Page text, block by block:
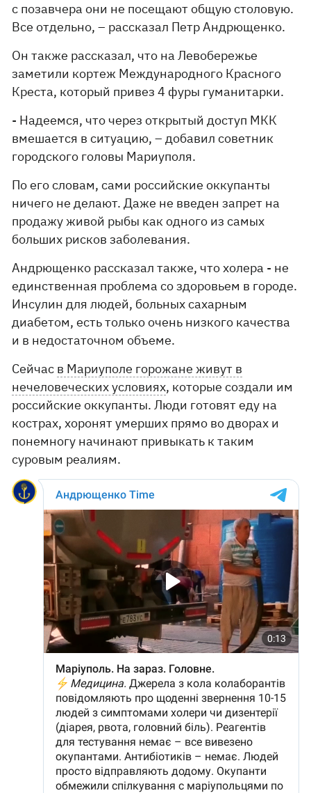
с позавчера они не посещают общую столовую.
Все отдельно, – рассказал Петр Андрющенко.
Он также рассказал, что на Левобережье
заметили кортеж Международного Красного
Креста, который привез 4 фуры гуманитарки.
- Надеемся, что через открытый доступ МКК
вмешается в ситуацию, – добавил советник
городского головы Мариуполя.
По его словам, сами российские оккупанты
ничего не делают. Даже не введен запрет на
продажу живой рыбы как одного из самых
больших рисков заболевания.
Андрющенко рассказал также, что холера - не
единственная проблема со здоровьем в городе.
Инсулин для людей, больных сахарным
диабетом, есть только очень низкого качества
и в недостаточном объеме.
Сейчас в Мариуполе горожане живут в
нечеловеческих условиях, которые создали им
российские оккупанты. Люди готовят еду на
кострах, хоронят умерших прямо во дворах и
понемногу начинают привыкать к таким
суровым реалиям.